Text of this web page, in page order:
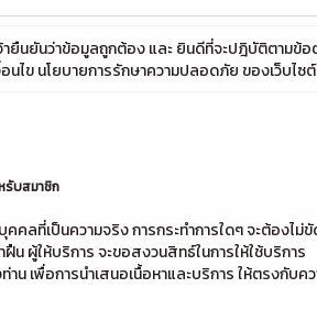
ายืนยันว่าข้อมูลถูกต้อง และ ยินดีที่จะปฎิบัติตามข้
อนไข นโยบายการรักษาความปลอดภัย ของเว็บไซ
รับสมาชิก
คคลที่เป็นความจริง การกระทำการใดๆ จะต้อง
น ผู้ให้บริการ จะขอสงวนสิทธ์ในการให้ใช้บริการ
าน เพื่อการนำเสนอเนื้อหาและบริการ ให้ตรงกับ